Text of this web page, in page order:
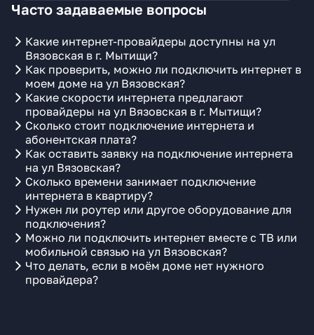
Часто задаваемые вопросы
Какие интернет-провайдеры доступны на ул
Вязовская в г. Мытищи?
Как проверить, можно ли подключить интернет в
моем доме на ул Вязовская?
Какие скорости интернета предлагают
провайдеры на ул Вязовская в г. Мытищи?
Сколько стоит подключение интернета и
абонентская плата?
Как оставить заявку на подключение интернета
на ул Вязовская?
Сколько времени занимает подключение
интернета в квартиру?
Нужен ли роутер или другое оборудование для
подключения?
Можно ли подключить интернет вместе с ТВ или
мобильной связью на ул Вязовская?
Что делать, если в моём доме нет нужного
провайдера?